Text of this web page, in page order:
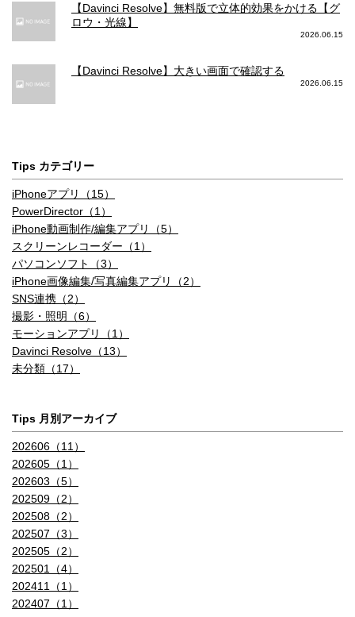
【Davinci Resolve】無料版で立体的効果をかける【グ
ロウ・光線】
2026.06.15
【Davinci Resolve】大きい画面で確認する
2026.06.15
Tips カテゴリー
iPhoneアプリ（15）
PowerDirector（1）
iPhone動画制作/編集アプリ（5）
スクリーンレコーダー（1）
パソコンソフト（3）
iPhone画像編集/写真編集アプリ（2）
SNS連携（2）
撮影・照明（6）
モーションアプリ（1）
Davinci Resolve（13）
未分類（17）
Tips 月別アーカイブ
202606（11）
202605（1）
202603（5）
202509（2）
202508（2）
202507（3）
202505（2）
202501（4）
202411（1）
202407（1）